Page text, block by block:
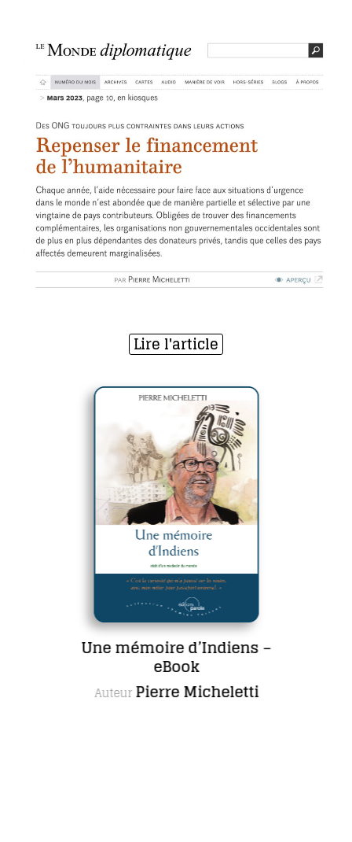
Lire l'article
Une mémoire d’Indiens –
eBook
Auteur Pierre Micheletti